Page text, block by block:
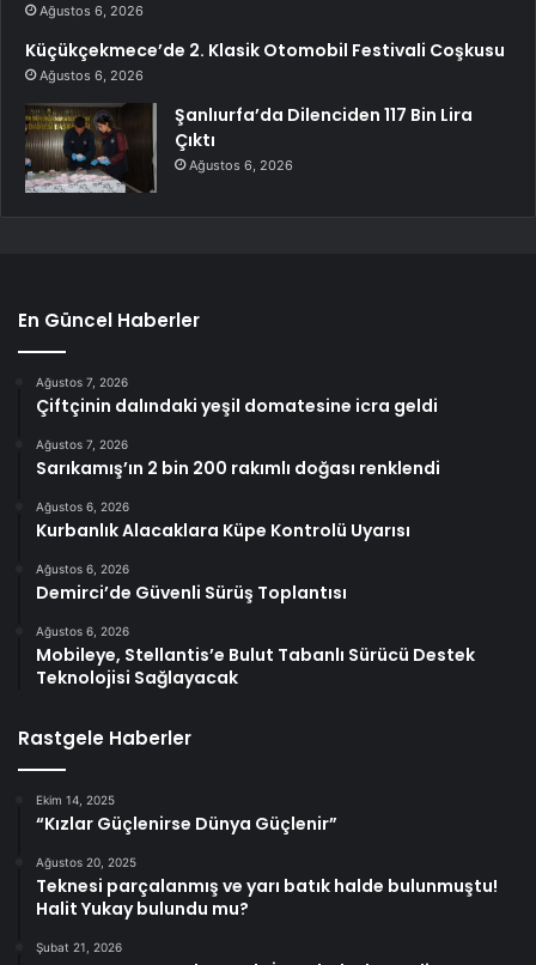
Ağustos 6, 2026
Küçükçekmece’de 2. Klasik Otomobil Festivali Coşkusu
Ağustos 6, 2026
Şanlıurfa’da Dilenciden 117 Bin Lira
Çıktı
Ağustos 6, 2026
En Güncel Haberler
Ağustos 7, 2026
Çiftçinin dalındaki yeşil domatesine icra geldi
Ağustos 7, 2026
Sarıkamış’ın 2 bin 200 rakımlı doğası renklendi
Ağustos 6, 2026
Kurbanlık Alacaklara Küpe Kontrolü Uyarısı
Ağustos 6, 2026
Demirci’de Güvenli Sürüş Toplantısı
Ağustos 6, 2026
Mobileye, Stellantis’e Bulut Tabanlı Sürücü Destek
Teknolojisi Sağlayacak
Rastgele Haberler
Ekim 14, 2025
“Kızlar Güçlenirse Dünya Güçlenir”
Ağustos 20, 2025
Teknesi parçalanmış ve yarı batık halde bulunmuştu!
Halit Yukay bulundu mu?
Şubat 21, 2026